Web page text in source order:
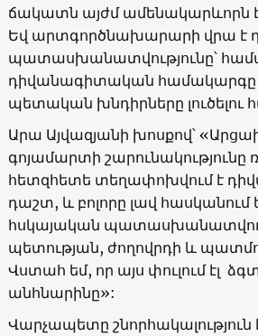
ճակատն այժմ ամենակարևորն
Եվ արտգործնախարարի վրա է
պատասխանատվությունը՝
դիվանագիտական համակարգը
պետական խնդիրները լուծելու
Արա Այվազյանի խոսքով՝
գոյամարտի
հետզհետե տեղափոխվում է
դաշտ, և բոլորը լավ հասկանում
հսկայական
պետության, ժողովրդի և
Վստահ եմ, որ այս փուլում էլ
անհնարինը»:
Վարչապետը շնորհակալություն